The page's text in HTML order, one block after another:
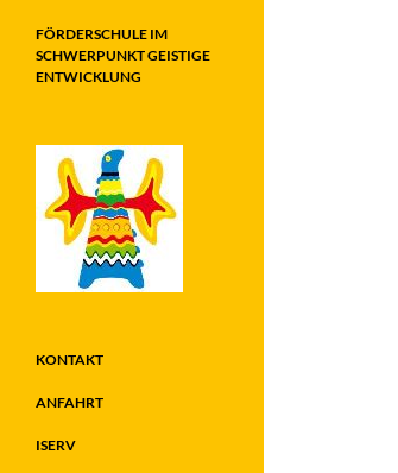
FÖRDERSCHULE IM
SCHWERPUNKT GEISTIGE
ENTWICKLUNG
KONTAKT
ANFAHRT
ISERV